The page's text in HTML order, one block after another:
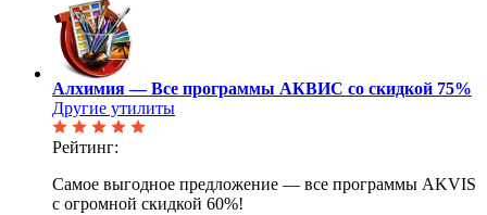
Алхимия — Все программы АКВИС со скидкой 75%
Другие утилиты
Рейтинг:
Самое выгодное предложение — все программы AKVIS
с огромной скидкой 60%!